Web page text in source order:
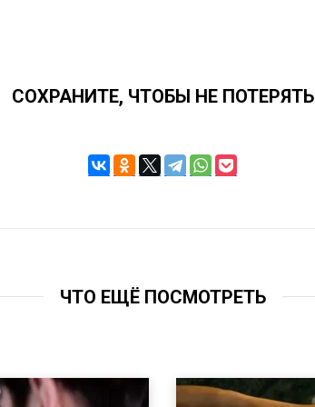
СОХРАНИТЕ, ЧТОБЫ НЕ ПОТЕРЯТЬ
ЧТО ЕЩЁ ПОСМОТРЕТЬ